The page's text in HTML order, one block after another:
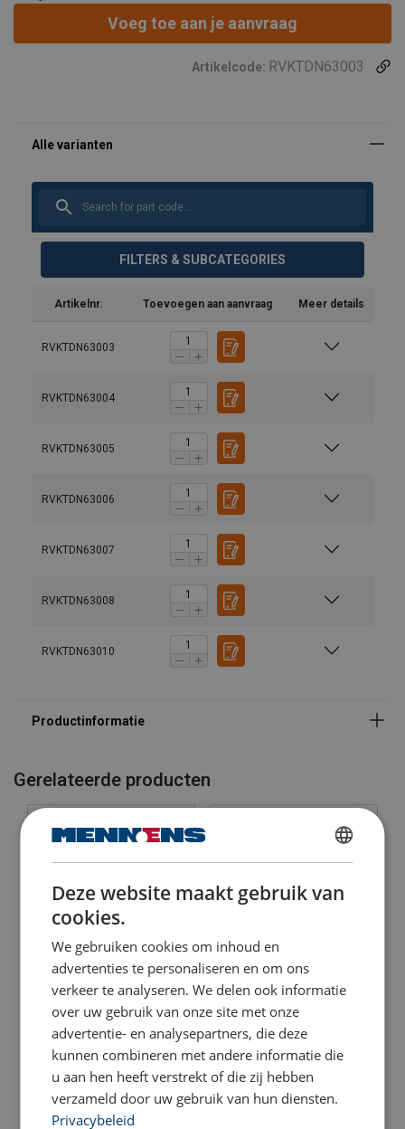
Voeg toe aan je aanvraag
Artikelcode: RVKTDN63003
FILTERS & SUBCATEGORIES
Artikelnr. Toevoegen aan aanvraag Meer details
RVKTDN63003
RVKTDN63004
RVKTDN63005
RVKTDN63006
RVKTDN63007
RVKTDN63008
RVKTDN63010
Norm:
Gerelateerde producten
tegengewicht - CKBM
Bekijk product
hijsketting KWB
Bekijk product
DUTCH
ENGLISH TRANSLATION
Deze website maakt gebruik van
cookies.
We gebruiken cookies om inhoud en
advertenties te personaliseren en om ons
verkeer te analyseren. We delen ook informatie
over uw gebruik van onze site met onze
advertentie- en analysepartners, die deze
kunnen combineren met andere informatie die
u aan hen heeft verstrekt of die zij hebben
verzameld door uw gebruik van hun diensten.
Privacybeleid